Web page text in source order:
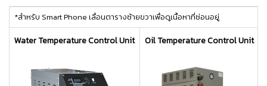
*สำหรับ Smart Phone เลื่อนตารางซ้ายขวาเพื่อดูเนื้อหาที่ซ่อนอยู่
Water Temperature Control Unit Oil Temperature Control Unit